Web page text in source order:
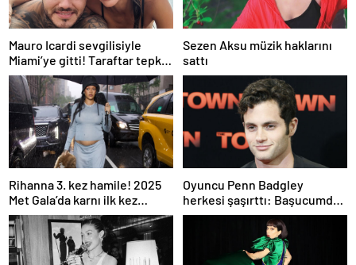
Mauro Icardi sevgilisiyle
Miami’ye gitti! Taraftar tepki
gösterdi
Sezen Aksu müzik haklarını
sattı
Rihanna 3. kez hamile! 2025
Met Gala’da karnı ilk kez
görüntülendi
Oyuncu Penn Badgley
herkesi şaşırttı: Başucumda
Kur’an-ı Kerim var